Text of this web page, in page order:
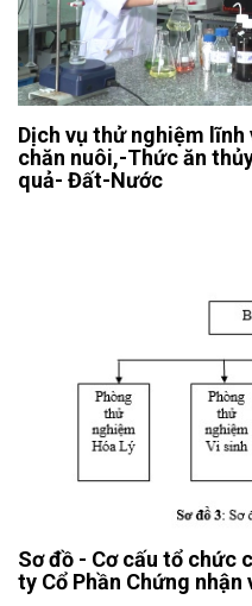
Dịch vụ thử nghiệm
chăn nuôi,-Thức ăn
quả- Đất-Nước
Sơ đồ - Cơ cấu tổ chức
ty Cổ Phần Chứng